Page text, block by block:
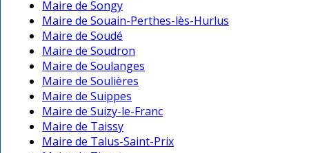
Maire de Songy
Maire de Souain-Perthes-lès-Hurlus
Maire de Soudé
Maire de Soudron
Maire de Soulanges
Maire de Soulières
Maire de Suippes
Maire de Suizy-le-Franc
Maire de Taissy
Maire de Talus-Saint-Prix